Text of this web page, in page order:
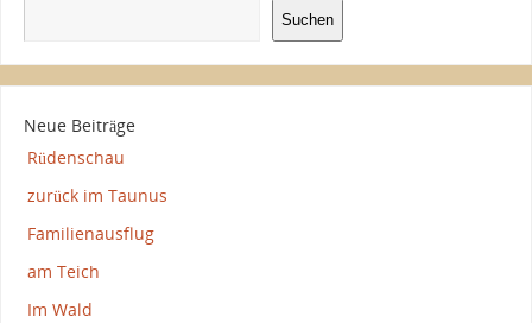
Suchen
Neue Beiträge
Rüdenschau
zurück im Taunus
Familienausflug
am Teich
Im Wald